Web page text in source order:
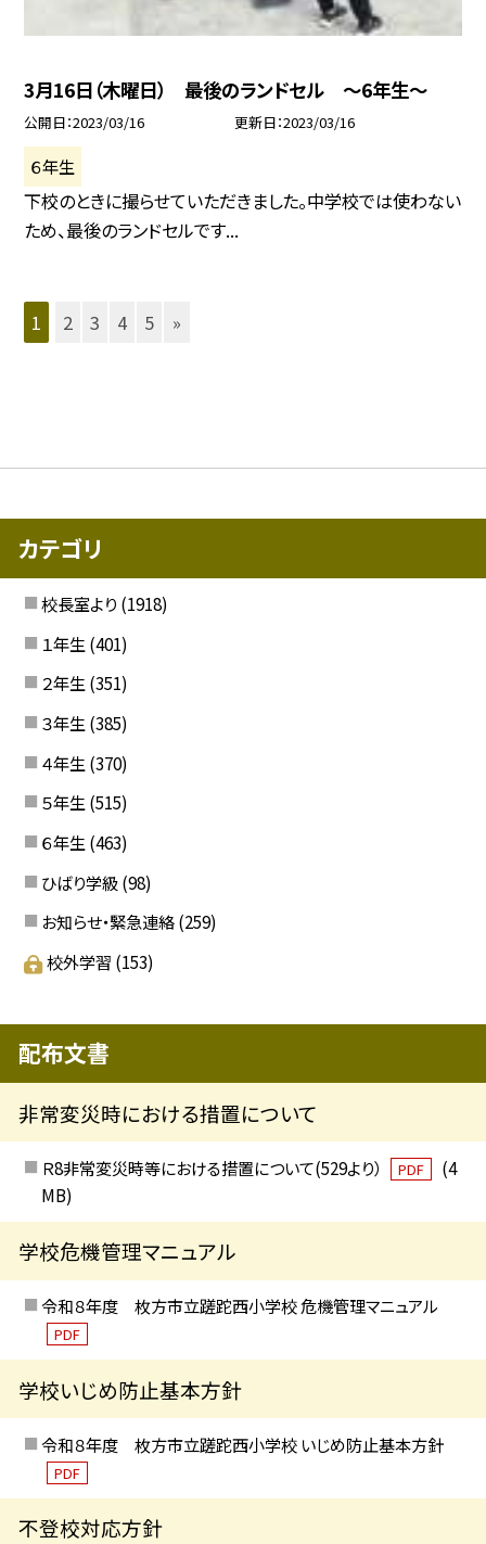
3月16日（木曜日） 最後のランドセル 〜6年生〜
公開日 2023/03/16 更新日 2023/03/16
６年生
下校のときに撮らせていただきました。中学校では使わない
ため、最後のランドセルです...
1 2 3 4 5 »
カテゴリ
校長室より (1918)
１年生 (401)
２年生 (351)
３年生 (385)
４年生 (370)
５年生 (515)
６年生 (463)
ひばり学級 (98)
お知らせ・緊急連絡 (259)
校外学習 (153)
配布文書
非常変災時における措置について
Ｒ8非常変災時等における措置について(529より） PDF
(4
MB)
学校危機管理マニュアル
令和８年度 枚方市立蹉跎西小学校 危機管理マニュアル
PDF
学校いじめ防止基本方針
令和８年度 枚方市立蹉跎西小学校 いじめ防止基本方針
PDF
不登校対応方針